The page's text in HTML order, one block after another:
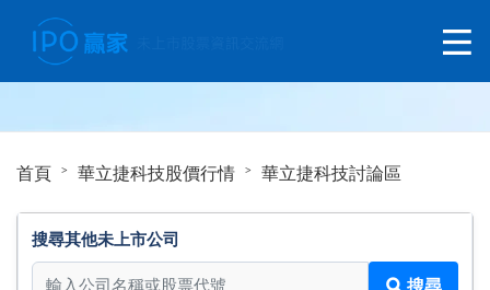
首頁 華立捷科技股價行情 華立捷科技討論區
搜尋其他未上市公司
搜尋其他未上市公司
搜尋